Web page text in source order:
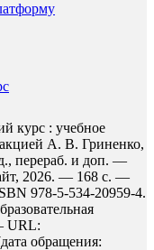
курс : учебное
А. В. Гриненко,
перераб. и доп. —
2026. — 168 с. —
978-5-534-20959-4.
URL:
обращения: